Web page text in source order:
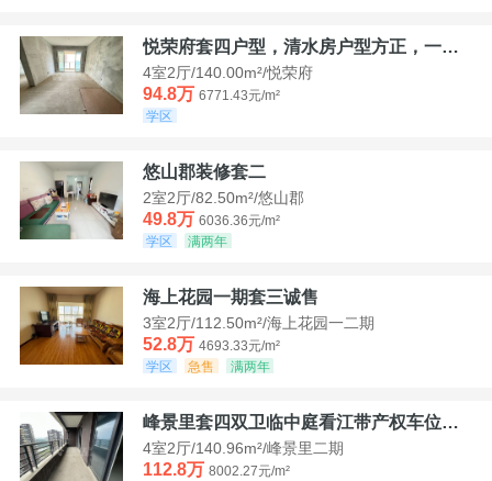
悦荣府套四户型，清水房户型方正，一口价94，8
4室2厅/140.00m²/悦荣府
94.8万 6771.43元/m²
学区
悠山郡装修套二
2室2厅/82.50m²/悠山郡
49.8万 6036.36元/m²
学区
满两年
海上花园一期套三诚售
3室2厅/112.50m²/海上花园一二期
52.8万 4693.33元/m²
学区
急售 满两年
峰景里套四双卫临中庭看江带产权车位诚售
4室2厅/140.96m²/峰景里二期
112.8万 8002.27元/m²